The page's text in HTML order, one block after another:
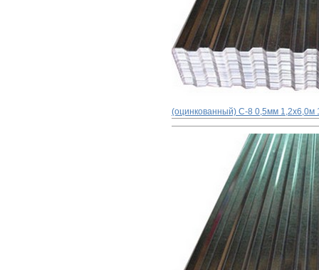
(оцинкованный) С-8 0,5мм 1,2x6,0м